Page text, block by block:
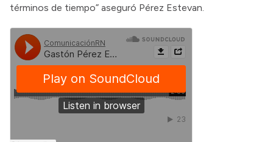
términos de tiempo” aseguró Pérez Estevan.